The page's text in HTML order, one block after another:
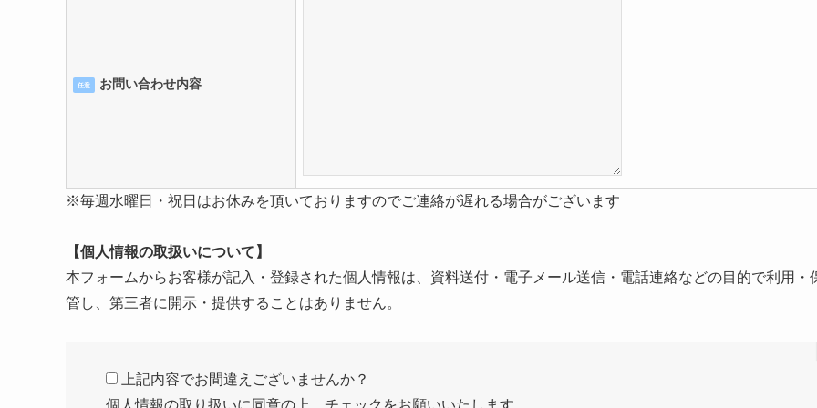
任意 お問い合わせ内容
※毎週水曜日・祝日はお休みを頂いておりますのでご連絡が遅れる場合がございます
【個人情報の取扱いについて】
本フォームからお客様が記入・登録された個人情報は、資料送付・電子メール送信・電話連絡などの目的で利用・
管し、第三者に開示・提供することはありません。
上記内容でお間違えございませんか？
個人情報の取り扱いに同意の上、チェックをお願いいたします。